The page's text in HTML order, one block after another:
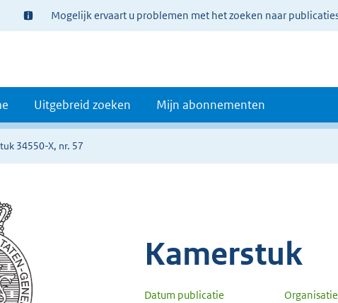
Ter
informatie:
Mogelijk ervaart u problemen met het zoeken naar
Uitgebreid zoeken Mijn abonnementen
34550-X, nr. 57
Kamerstuk
Datum publicatie Organisatie